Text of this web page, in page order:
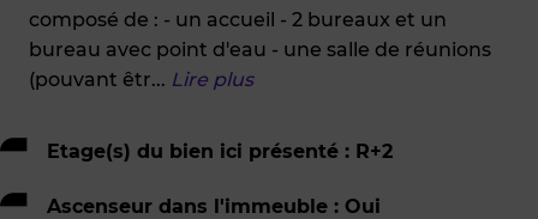
composé de : - un accueil - 2 bureaux et un
bureau avec point d'eau - une salle de réunions
(pouvant êtr... Lire plus
Etage(s) du bien ici présenté : R+2
Ascenseur dans l'immeuble : Oui